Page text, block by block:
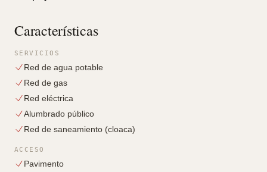
Características
SERVICIOS
Red de agua potable
Red de gas
Red eléctrica
Alumbrado público
Red de saneamiento (cloaca)
ACCESO
Pavimento